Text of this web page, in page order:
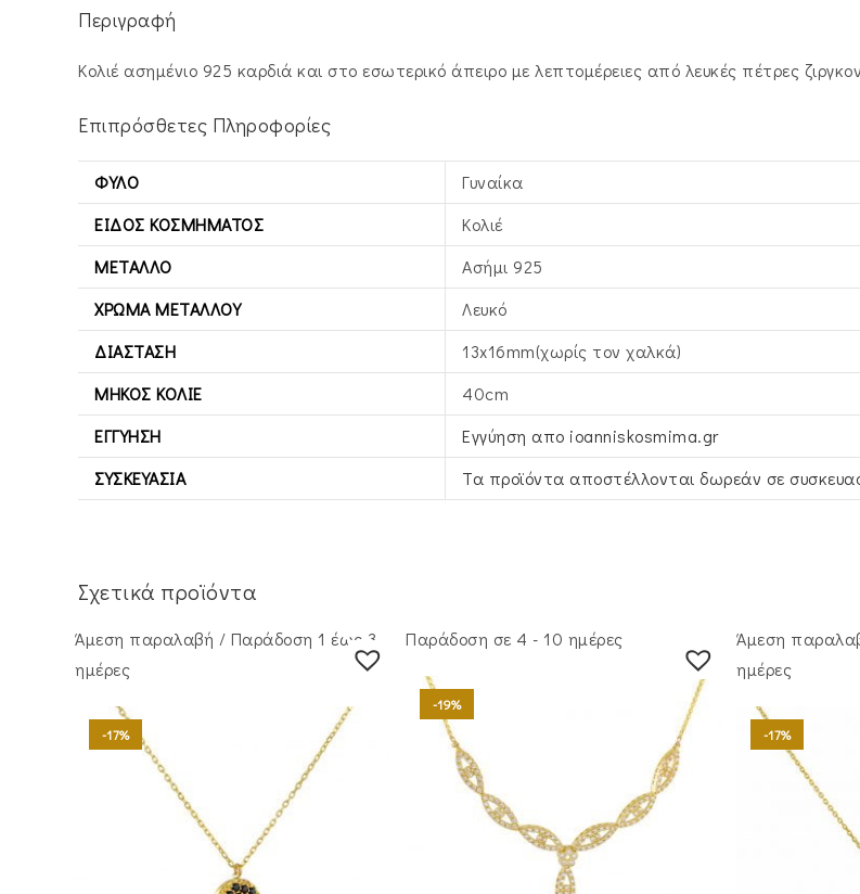
Περιγραφή
Κολιέ ασημένιο 925 καρδιά και στο εσωτερικό άπειρο με λεπτομέρειες από λευκές πέτρες ζιργκον
Επιπρόσθετες Πληροφορίες
ΦΎΛΟ
Γυναίκα
ΕΊΔΟΣ ΚΟΣΜΉΜΑΤΟΣ
Κολιέ
ΜΈΤΑΛΛΟ
Ασήμι 925
ΧΡΏΜΑ ΜΕΤΆΛΛΟΥ
Λευκό
ΔΙΆΣΤΑΣΗ
13x16mm(χωρίς τον χαλκά)
ΜΉΚΟΣ ΚΟΛΙΈ
40cm
ΕΓΓΎΗΣΗ
Εγγύηση απο ioanniskosmima.gr
ΣΥΣΚΕΥΑΣΊΑ
Τα προϊόντα αποστέλλονται δωρεάν σε
Σχετικά προϊόντα
Άμεση παραλαβή / Παράδoση 1 έως 3
ημέρες
-17%
Παράδοση σε 4 - 10 ημέρες
-19%
Άμεση
ημέρες
-17%